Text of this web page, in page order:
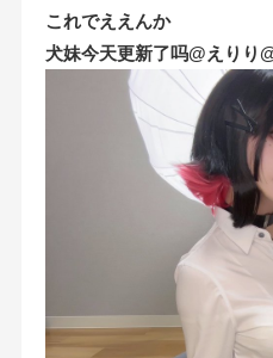
これでええんか
犬妹今天更新了吗@えりり